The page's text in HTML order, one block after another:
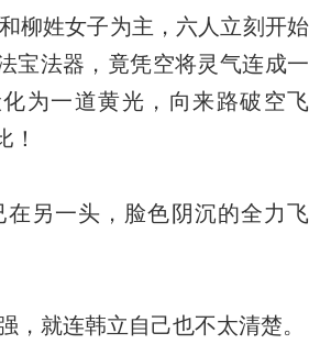
柳姓女子为主，六人立刻开始
宝法器，竟凭空将灵气连成一
为一道黄光，向来路破空飞
！
另一头，脸色阴沉的全力飞
就连韩立自己也不太清楚。